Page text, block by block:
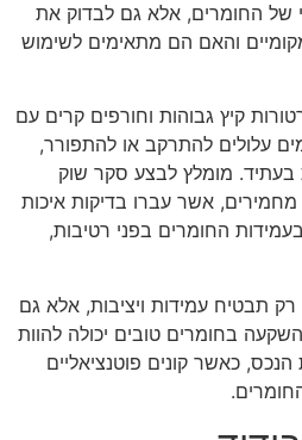
של החומרים, אלא גם לבדוק את
והאם הם מתאימים לשימוש
קיץ גבוהות וחורפים קרים עם
עלולים להתרקב או להתפורר,
בעתיד. מומלץ לבצע סקר שוק
מחמירים, אשר עברו בדיקות איכות
החומרים בפני רטיבות,
תבטיח עמידות ויציבות, אלא גם
בחומרים טובים יכולה להוות
כאשר קונים פוטנציאליים